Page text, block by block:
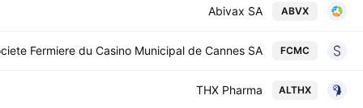
ABVX
Abivax SA
FCMC
Fermiere du Casino Municipal de Cannes SA
ALTHX
THX Pharma